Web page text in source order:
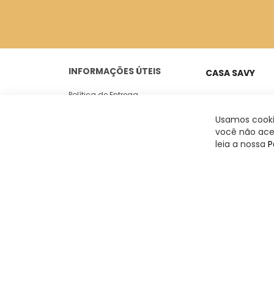
INFORMAÇÕES ÚTEIS
Política de Entrega
CASA SAVY
Jardim Paulista -
Usamos
você não
leia a nossa